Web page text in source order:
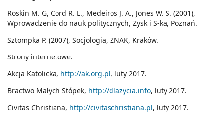
Roskin M. G, Cord R. L., Medeiros J. A., Jones W. S. (2001),
Wprowadzenie do nauk politycznych, Zysk i S-ka, Poznań.
Sztompka P. (2007), Socjologia, ZNAK, Kraków.
Strony internetowe:
Akcja Katolicka, http://ak.org.pl, luty 2017.
Bractwo Małych Stópek, http://dlazycia.info, luty 2017.
Civitas Christiana, http://civitaschristiana.pl, luty 2017.